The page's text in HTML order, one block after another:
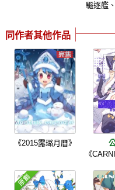
驅逐艦
同作者其他作品
《2015露璐月曆》
《